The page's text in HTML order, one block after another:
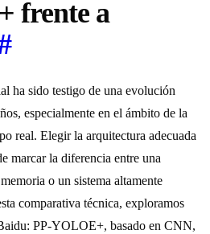
frente a
ha sido testigo de una evolución
especialmente en el ámbito de la
real. Elegir la arquitectura adecuada
marcar la diferencia entre una
o un sistema altamente
comparativa técnica, exploramos
PP-YOLOE+, basado en CNN,